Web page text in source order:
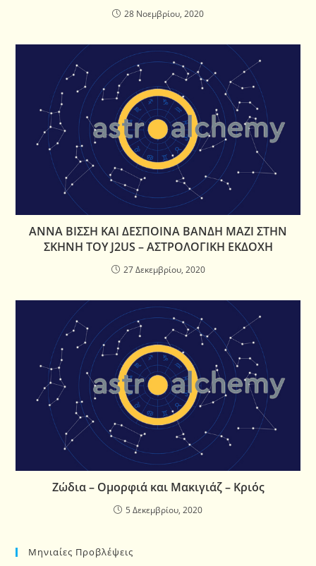
28 Νοεμβρίου, 2020
ΑΝΝΑ ΒΙΣΣΗ ΚΑΙ ΔΕΣΠΟΙΝΑ ΒΑΝΔΗ ΜΑΖΙ ΣΤΗΝ
ΣΚΗΝΗ ΤΟΥ J2US – ΑΣΤΡΟΛΟΓΙΚΗ ΕΚΔΟΧΗ
27 Δεκεμβρίου, 2020
Ζώδια – Ομορφιά και Μακιγιάζ – Κριός
5 Δεκεμβρίου, 2020
Μηνιαίες Προβλέψεις